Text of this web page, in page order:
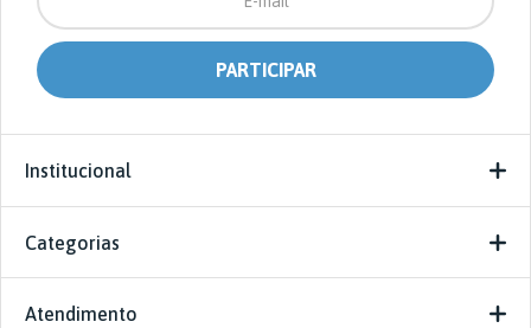
Institucional
Categorias
Atendimento